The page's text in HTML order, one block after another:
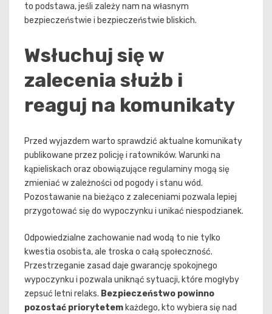
to podstawa, jeśli zależy nam na własnym
bezpieczeństwie i bezpieczeństwie bliskich.
Wsłuchuj się w
zalecenia służb i
reaguj na komunikaty
Przed wyjazdem warto sprawdzić aktualne komunikaty
publikowane przez policję i ratowników. Warunki na
kąpieliskach oraz obowiązujące regulaminy mogą się
zmieniać w zależności od pogody i stanu wód.
Pozostawanie na bieżąco z zaleceniami pozwala lepiej
przygotować się do wypoczynku i unikać niespodzianek.
Odpowiedzialne zachowanie nad wodą to nie tylko
kwestia osobista, ale troska o całą społeczność.
Przestrzeganie zasad daje gwarancję spokojnego
wypoczynku i pozwala uniknąć sytuacji, które mogłyby
zepsuć letni relaks. Bezpieczeństwo powinno
pozostać priorytetem każdego, kto wybiera się nad